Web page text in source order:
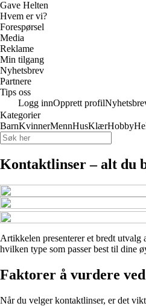
Gave Helten
Hvem er vi?
Forespørsel
Media
Reklame
Min tilgang
Nyhetsbrev
Partnere
Tips oss
Logg innOpprett profil
Kategorier
BarnKvinnerMennHusKlærHobby
Kontaktlinser – alt du
Artikkelen presenterer et bredt utvalg
hvilken type som passer best til dine
Faktorer å vurdere
Når du velger kontaktlinser, er det